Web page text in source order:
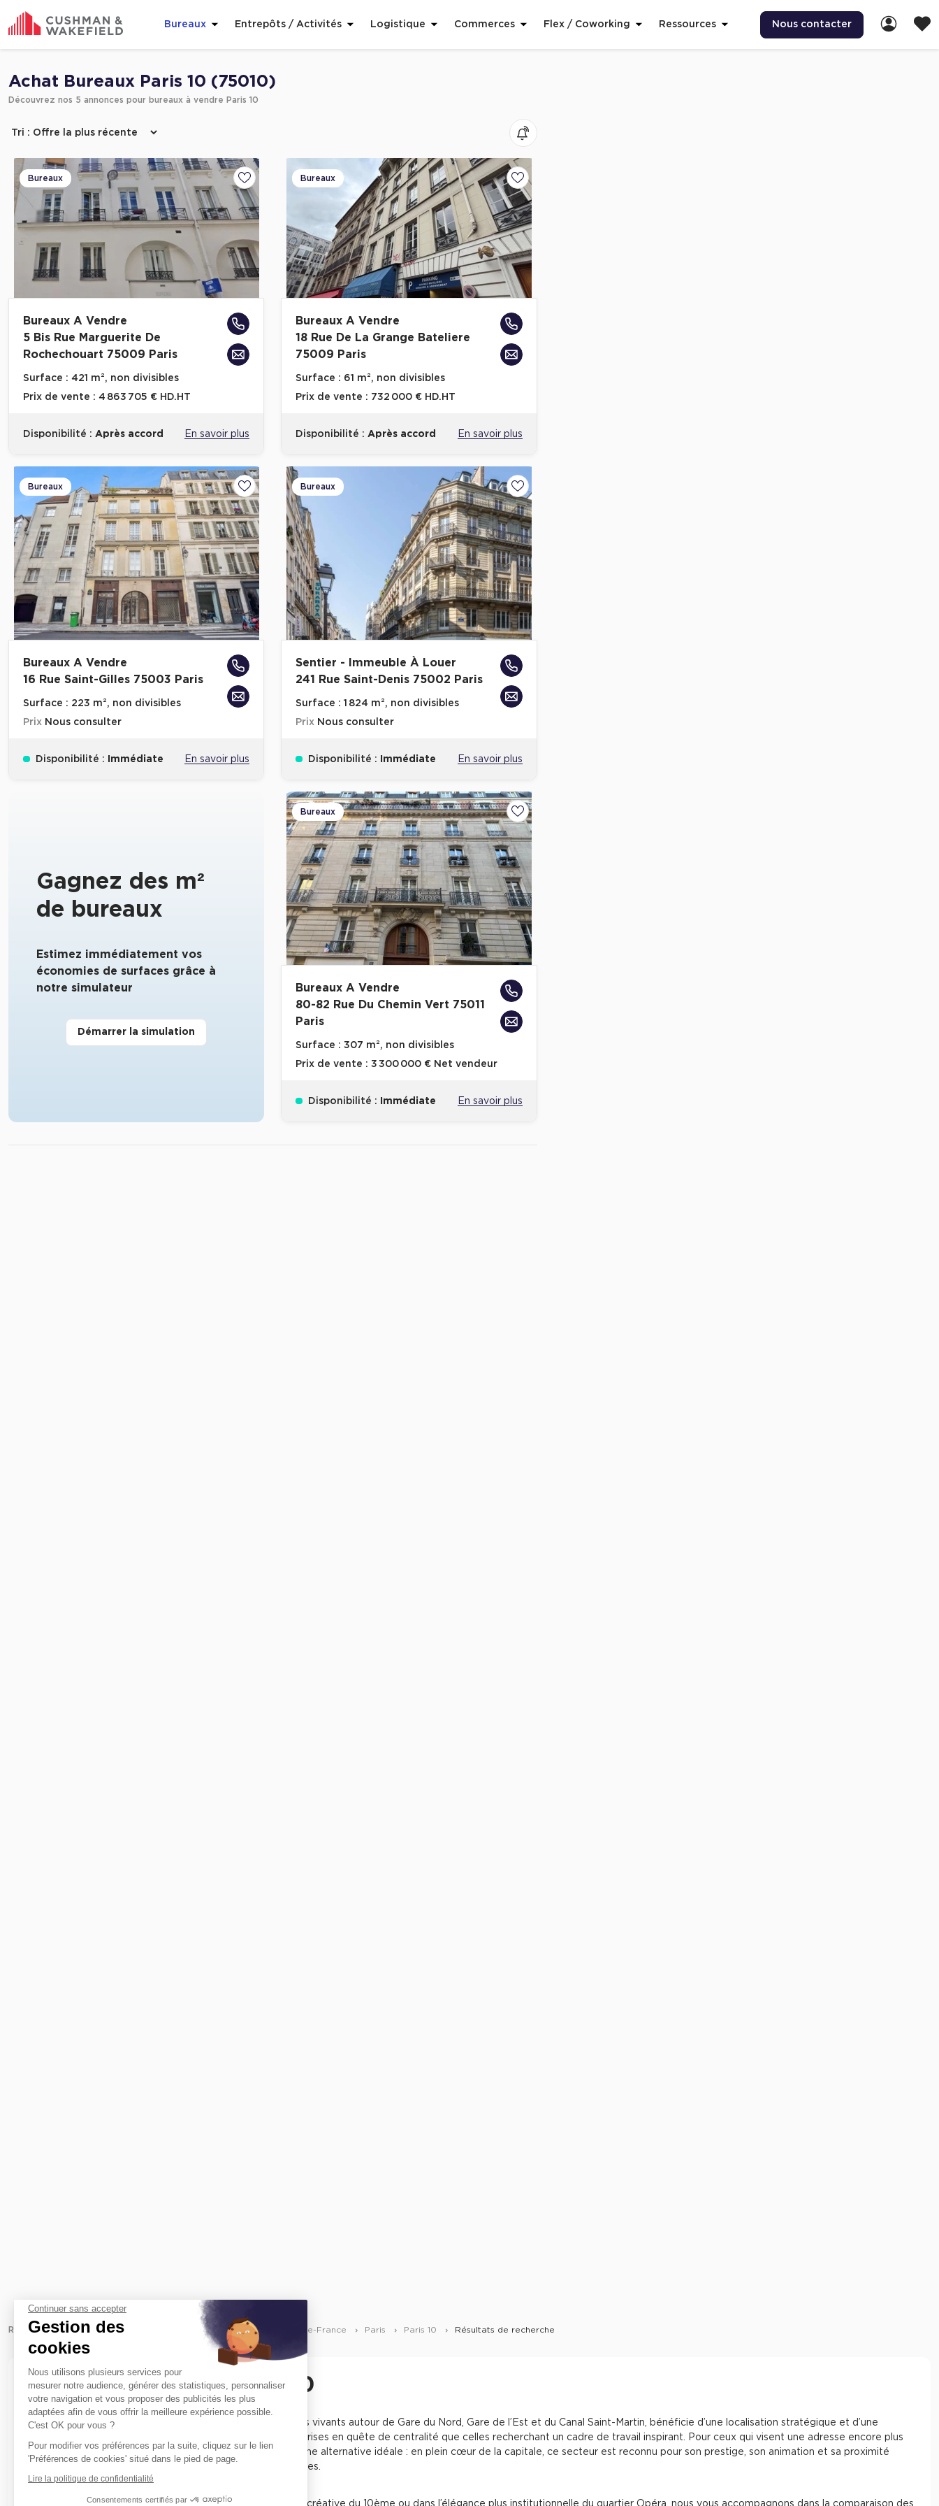
Bureaux Entrepôts / Activités Logistique Commerces Flex / Coworking Ressources Nous contacter
Achat Bureaux Paris 10 (75010)
Découvrez nos 5 annonces pour bureaux à vendre Paris 10
Bureaux
Ajouter aux favoris
Bureaux A Vendre
5 Bis Rue Marguerite De
Rochechouart 75009 Paris
Surface : 421 m², non divisibles
Prix de vente : 4 863 705 € HD.HT
Disponibilité : Après accord En savoir plus
Bureaux
Ajouter aux favoris
Bureaux A Vendre
18 Rue De La Grange Bateliere
75009 Paris
Surface : 61 m², non divisibles
Prix de vente : 732 000 € HD.HT
Disponibilité :Après accord En savoir plus
Bureaux
Ajouter aux favoris
Bureaux A Vendre
16 Rue Saint-Gilles 75003 Paris
Surface : 223 m², non divisibles
Prix Nous consulter
Disponibilité : Immédiate En savoir plus
Bureaux
Ajouter aux favoris
Sentier - Immeuble À Louer
241 Rue Saint-Denis 75002 Paris
Surface : 1 824 m², non divisibles
Prix Nous consulter
Disponibilité : Immédiate En savoir plus
Gagnez des m²
de bureaux
Estimez immédiatement vos
économies de surfaces grâce à
notre simulateur
Démarrer la simulation
Bureaux
Ajouter aux favoris
Bureaux A Vendre
80-82 Rue Du Chemin Vert 75011
Paris
Surface : 307 m², non divisibles
Prix de vente :3 300 000 € Net vendeur
Disponibilité : Immédiate En savoir plus
Revenir à l'accueil - Immobilier entreprise Achat Bureaux Ile-de-France Paris Paris 10 Résultats de recherche
Bureaux à vendre Paris 10
Le 10ème arrondissement de Paris, connu pour ses quartiers vivants autour de Gare du Nord, Gare de l’Est et du Canal Saint-Martin, bénéficie d’une localisation stratégique et d’une
excellente desserte en transports. Il attire autant les entreprises en quête de centralité que celles recherchant un cadre de travail inspirant. Pour ceux qui visent une adresse encore plus
prestigieuse, nos
bureaux à vendre quartier Opéra
offrent une alternative idéale : en plein cœur de la capitale, ce secteur est reconnu pour son prestige, son animation et sa proximité
immédiate avec les grandes enseignes et sièges d’entreprises.
Continuer sans accepter
Gestion des
cookies
Nous utilisons plusieurs services pour
mesurer notre audience, générer des statistiques, personnaliser
votre navigation et vous proposer des publicités les plus
adaptées afin de vous offrir la meilleure expérience possible.
C'est OK pour vous ?
Pour modifier vos préférences par la suite, cliquez sur le lien
'Préférences de cookies' situé dans le pied de page.
Lire la politique de confidentialité
Consentements certifiés par